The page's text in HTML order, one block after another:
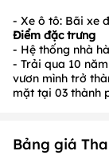
- Xe ô tô: Bãi xe
Điểm đặc trưng
- Hệ thống nhà
- Trải qua 10
vươn mình trở
mặt tại 03 thành
Bảng giá